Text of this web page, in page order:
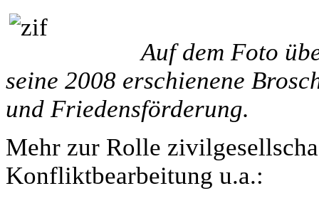
Auf dem Foto
seine 2008 erschienene
und Friedensförderung.
Mehr zur Rolle
Konfliktbearbeitung u.a.: